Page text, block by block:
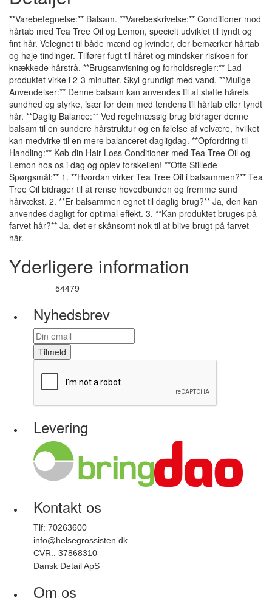
**Varebetegnelse:** Balsam. **Varebeskrivelse:** Conditioner mod
hårtab med Tea Tree Oil og Lemon, specielt udviklet til tyndt og
fint hår. Velegnet til både mænd og kvinder, der bemærker hårtab
og høje tindinger. Tilfører fugt til håret og mindsker risikoen for
knækkede hårstrå. **Brugsanvisning og forholdsregler:** Lad
produktet virke i 2-3 minutter. Skyl grundigt med vand. **Mulige
Anvendelser:** Denne balsam kan anvendes til at støtte hårets
sundhed og styrke, især for dem med tendens til hårtab eller tyndt
hår. **Daglig Balance:** Ved regelmæssig brug bidrager denne
balsam til en sundere hårstruktur og en følelse af velvære, hvilket
kan medvirke til en mere balanceret dagligdag. **Opfordring til
Handling:** Køb din Hair Loss Conditioner med Tea Tree Oil og
Lemon hos os i dag og oplev forskellen! **Ofte Stillede
Spørgsmål:** 1. **Hvordan virker Tea Tree Oil i balsammen?** Tea
Tree Oil bidrager til at rense hovedbunden og fremme sund
hårvækst. 2. **Er balsammen egnet til daglig brug?** Ja, den kan
anvendes dagligt for optimal effekt. 3. **Kan produktet bruges på
farvet hår?** Ja, det er skånsomt nok til at blive brugt på farvet
hår.
Yderligere information
54479
Nyhedsbrev
Tilmeld
Levering
Kontakt os
Tlf: 70263600
info@helsegrossisten.dk
CVR.: 37868310
Dansk Detail ApS
Om os